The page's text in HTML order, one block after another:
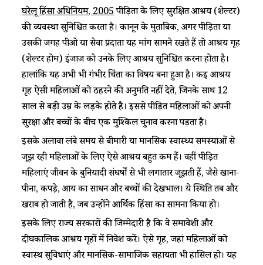
घरेलू हिंसा अधिनियम, 2005पीड़िता के लिए सुरक्षित आश्रय (शेल्टर)
की व्यवस्था सुनिश्चित करता है। कानून के मुताबिक, अगर पीड़िता या
उसकी जगह पीओ या सेवा प्रदाता यह मांग सामने रखते हैं तो आश्रय गृह
(शेल्टर होम) इंजार्ज को उनके लिए आश्रय सुनिश्चित करना होता है।
हालांकि यह अभी भी गंभीर चिंता का विषय बना हुआ है। कई आश्रय
गृह ऐसी महिलाओं को ठहरने की अनुमति नहीं देते, जिनके साथ 12
साल से बड़ी उम्र के लड़के होते है। इससे पीड़ित महिलाओं को अपनी
सुरक्षा और बच्चों के बीच एक मुश्किल चुनाव करना पड़ता है।
इसके अलावा लंबे समय से बीमारी या मानसिक स्वास्थ्य समस्याओं से
जूझ रही महिलाओं के लिए ऐसे आश्रय बहुत कम हैं। वहीं पीड़ित
महिलाएं जीवन के बुनियादी संघर्षों से भी लगातार जूझती हैं, जैसे खाना-
पीना, कपड़े, आय का साधन और बच्चों की देखभाल। ये स्थिति तब और
खराब हो जाती है, जब उन्होंने आर्थिक हिंसा का सामना किया हो।
इसके लिए राज्य सरकारों की जिम्मेदारी है कि वे समावेशी और
दीर्घकालिक आश्रय गृहों में निवेश करें। ऐसे गृह, जहां महिलाओं को
स्वास्थ सुविधाएं और मानसिक-सामाजिक सहायता भी हासिल हो। यह